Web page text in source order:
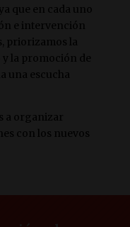
que en cada uno
e intervención
priorizamos la
la promoción de
una escucha
a organizar
con los nuevos